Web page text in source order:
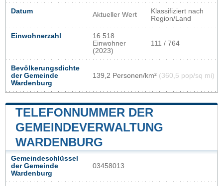
Datum Aktueller Wert
Klassifiziert nach
Region/Land
Einwohnerzahl
16 518
Einwohner
(2023)
111 / 764
Bevölkerungsdichte
der Gemeinde
Wardenburg
139,2 Personen/km² (360,5 pop/sq mi)
TELEFONNUMMER DER
GEMEINDEVERWALTUNG
WARDENBURG
Gemeindeschlüssel
der Gemeinde
Wardenburg
03458013